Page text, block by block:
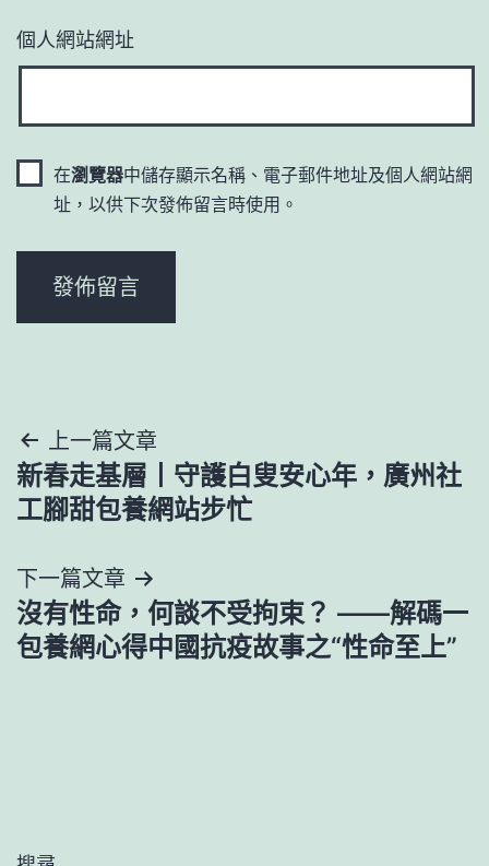
個人網站網址
在瀏覽器中儲存顯示名稱、電子郵件地址及個人網站網
址，以供下次發佈留言時使用。
文
章
覽
上一篇文章
新春走基層丨守護白叟安心年，廣州社
工腳甜包養網站步忙
下一篇文章
沒有性命，何談不受拘束？ ——解碼一
包養網心得中國抗疫故事之“性命至上”